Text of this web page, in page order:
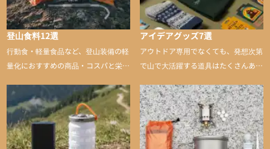
登山食料12選
行動食・軽量食品など、登山装備の軽
量化におすすめの商品・コスパと栄養
アイデアグッズ7選
アウトドア専用でなくても、発想次第
で山で大活躍する道具はたくさんあり
山に持ち込むと快適性や安心感をグッ
と引き上げてくれる――そんな意外性
のあるアイテムを紹介